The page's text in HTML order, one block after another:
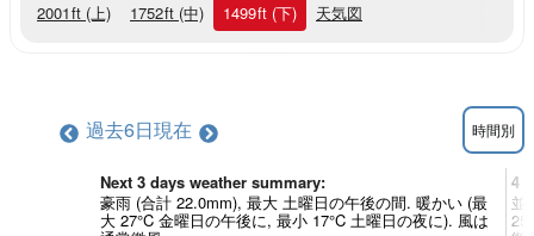
2001ft (上) 1752ft (中) 1499ft (下) 天気図
過去6日現在 時間別
Next 3 days weather summary:
豪雨 (合計 22.0mm), 最大 土曜日の午後の間. 暖かい (最
大 27°C 金曜日の午後に, 最小 17°C 土曜日の夜に). 風は
4 -
並